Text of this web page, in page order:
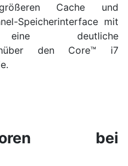
Cache und
Speicherinterface mit
eine deutliche
den Core™ i7
bei